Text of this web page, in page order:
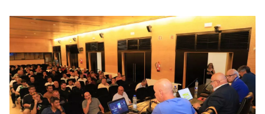
QUEN CHO DIXO